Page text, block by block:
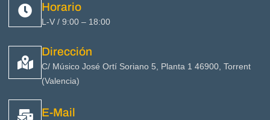
Horario
L-V / 9:00 – 18:00
Dirección
C/ Músico José Ortí Soriano 5, Planta 1 46900, Torrent
(Valencia)
E-Mail